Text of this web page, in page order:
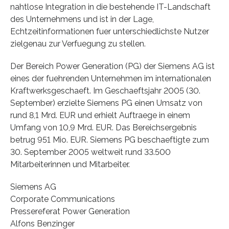
nahtlose Integration in die bestehende IT-Landschaft
des Unternehmens und ist in der Lage,
Echtzeitinformationen fuer unterschiedlichste Nutzer
zielgenau zur Verfuegung zu stellen.
Der Bereich Power Generation (PG) der Siemens AG ist
eines der fuehrenden Unternehmen im internationalen
Kraftwerksgeschaeft. Im Geschaeftsjahr 2005 (30.
September) erzielte Siemens PG einen Umsatz von
rund 8,1 Mrd. EUR und erhielt Auftraege in einem
Umfang von 10,9 Mrd. EUR. Das Bereichsergebnis
betrug 951 Mio. EUR. Siemens PG beschaeftigte zum
30. September 2005 weltweit rund 33.500
Mitarbeiterinnen und Mitarbeiter.
Siemens AG
Corporate Communications
Pressereferat Power Generation
Alfons Benzinger